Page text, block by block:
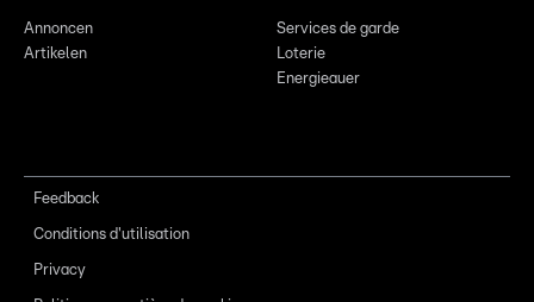
Annoncen
Artikelen
Services de garde
Loterie
Energieauer
Feedback
Conditions d'utilisation
Privacy